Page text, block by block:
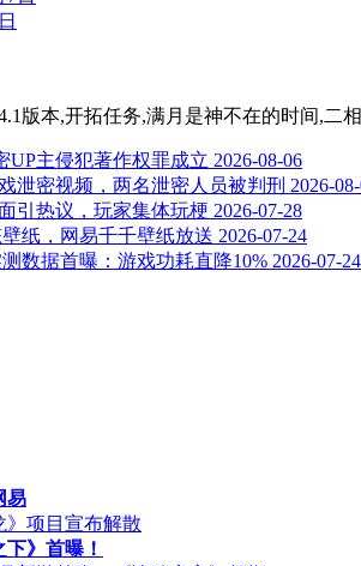
版本,开拓任务,满月是神不在的时间,二
UP主侵犯著作权罪成立 2026-08-06
泄密视频，两名泄密人员被判刑 2026-
引热议，玩家集体玩梗 2026-07-28
纸，网易千千壁纸放送 2026-07-24
数据首曝：游戏功耗直降10% 2026-07-24
易
》项目宣布解散
》首曝！